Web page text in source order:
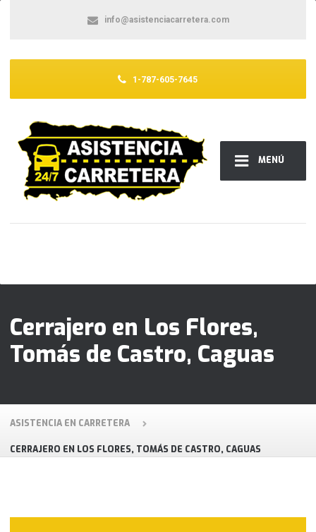
MENÚ
info@asistenciacarretera.com
1-787-605-7645
Cerrajero en Los Flores,
Tomás de Castro, Caguas
ASISTENCIA EN CARRETERA
CERRAJERO EN LOS FLORES, TOMÁS DE CASTRO, CAGUAS